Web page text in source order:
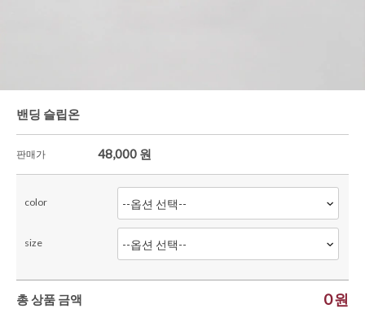
밴딩 슬립온
판매가 48,000 원
color
size
총 상품 금액 0원